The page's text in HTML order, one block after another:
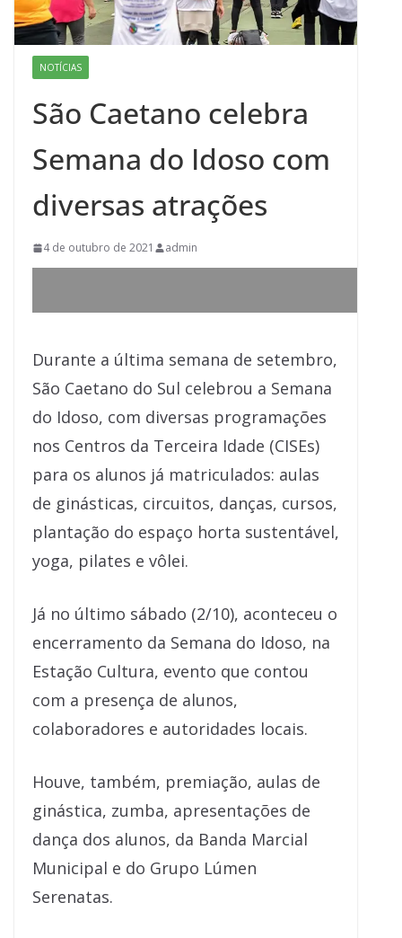
NOTÍCIAS
São Caetano celebra
Semana do Idoso com
diversas atrações
4 de outubro de 2021 admin
Durante a última semana de setembro,
São Caetano do Sul celebrou a Semana
do Idoso, com diversas programações
nos Centros da Terceira Idade (CISEs)
para os alunos já matriculados: aulas
de ginásticas, circuitos, danças, cursos,
plantação do espaço horta sustentável,
yoga, pilates e vôlei.
Já no último sábado (2/10), aconteceu o
encerramento da Semana do Idoso, na
Estação Cultura, evento que contou
com a presença de alunos,
colaboradores e autoridades locais.
Houve, também, premiação, aulas de
ginástica, zumba, apresentações de
dança dos alunos, da Banda Marcial
Municipal e do Grupo Lúmen
Serenatas.